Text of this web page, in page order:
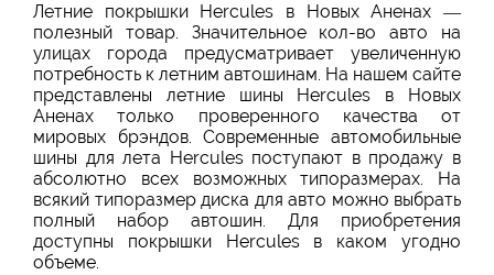
Летние покрышки Hercules в Новых Аненах —
полезный товар. Значительное кол-во авто на
улицах города предусматривает увеличенную
потребность к летним автошинам. На нашем сайте
представлены летние шины Hercules в Новых
Аненах только проверенного качества от
мировых брэндов. Современные автомобильные
шины для лета Hercules поступают в продажу в
абсолютно всех возможных типоразмерах. На
всякий типоразмер диска для авто можно выбрать
полный набор автошин. Для приобретения
доступны покрышки Hercules в каком угодно
объеме.